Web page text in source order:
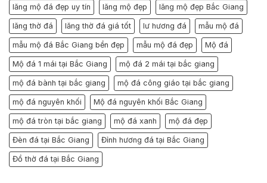
lăng mộ đá đẹp uy tín lăng mộ đẹp lăng mộ đẹp Bắc Giang
lăng thờ đá lăng thờ đá giá tốt lư hương đá mẫu mộ đá
mẫu mộ đá Bắc Giang bền đẹp mẫu mộ đá đẹp Mộ đá
Mộ đá 1 mái tại Bắc Giang mộ đá 2 mái tại bắc giang
mộ đá bành tại bắc giang mộ đá công giáo tại bắc giang
mộ đá nguyên khối Mộ đá nguyên khối Bắc Giang
mộ đá tròn tại bắc giang mộ đá xanh mộ đá đẹp
Đèn đá tại Bắc Giang Đỉnh hương đá tại Bắc Giang
Đồ thờ đá tại Bắc Giang